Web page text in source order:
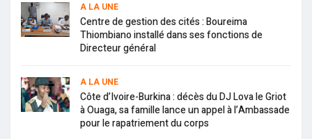
A LA UNE
Centre de gestion des cités : Boureima
Thiombiano installé dans ses fonctions de
Directeur général
A LA UNE
Côte d’Ivoire-Burkina : décès du DJ Lova le Griot
à Ouaga, sa famille lance un appel à l’Ambassade
pour le rapatriement du corps